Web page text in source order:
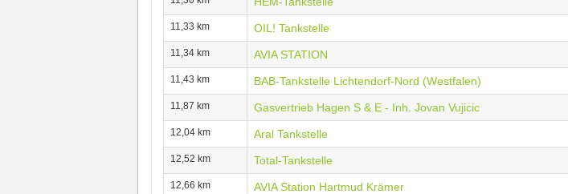
11,33 km OIL! Tankstelle
11,34 km AVIA STATION
11,43 km BAB-Tankstelle Lichtendorf-Nord (Westfalen)
11,87 km Gasvertrieb Hagen S & E - Inh. Jovan Vujicic
12,04 km Aral Tankstelle
12,52 km Total-Tankstelle
12,66 km AVIA Station Hartmud Krämer